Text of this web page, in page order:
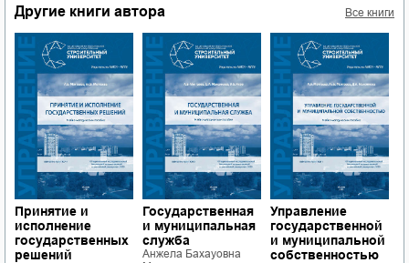
Другие книги автора Все книги
Принятие и
исполнение
государственных
решений
Государственная
и муниципальная
служба
Анжела Бахауовна
Управление
государственной
и муниципальной
собственностью